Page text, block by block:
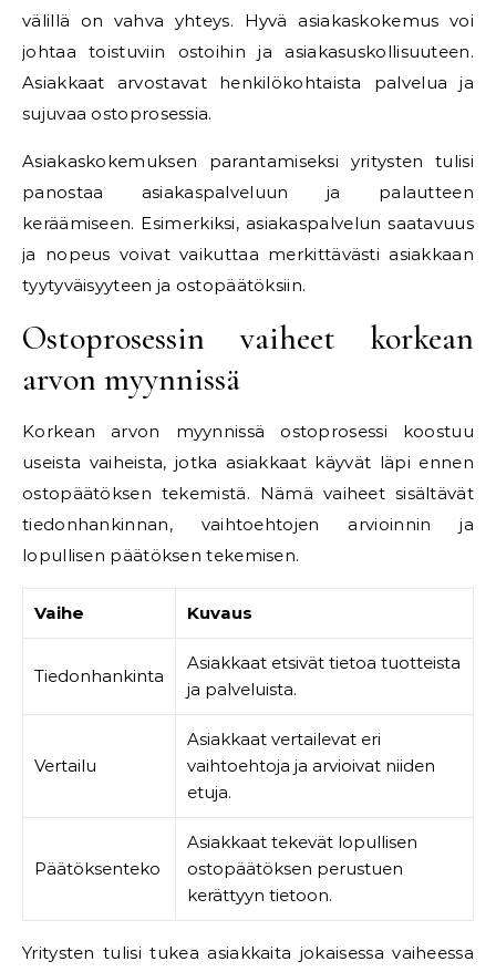
välillä on vahva yhteys. Hyvä asiakaskokemus voi
johtaa toistuviin ostoihin ja asiakasuskollisuuteen.
Asiakkaat arvostavat henkilökohtaista palvelua ja
sujuvaa ostoprosessia.
Asiakaskokemuksen parantamiseksi yritysten tulisi
panostaa asiakaspalveluun ja palautteen
keräämiseen. Esimerkiksi, asiakaspalvelun saatavuus
ja nopeus voivat vaikuttaa merkittävästi asiakkaan
tyytyväisyyteen ja ostopäätöksiin.
Ostoprosessin vaiheet korkean
arvon myynnissä
Korkean arvon myynnissä ostoprosessi koostuu
useista vaiheista, jotka asiakkaat käyvät läpi ennen
ostopäätöksen tekemistä. Nämä vaiheet sisältävät
tiedonhankinnan, vaihtoehtojen arvioinnin ja
lopullisen päätöksen tekemisen.
Vaihe Kuvaus
Tiedonhankinta
Asiakkaat etsivät tietoa tuotteista
ja palveluista.
Vertailu
Asiakkaat vertailevat eri
vaihtoehtoja ja arvioivat niiden
etuja.
Päätöksenteko
Asiakkaat tekevät lopullisen
ostopäätöksen perustuen
kerättyyn tietoon.
Yritysten tulisi tukea asiakkaita jokaisessa vaiheessa